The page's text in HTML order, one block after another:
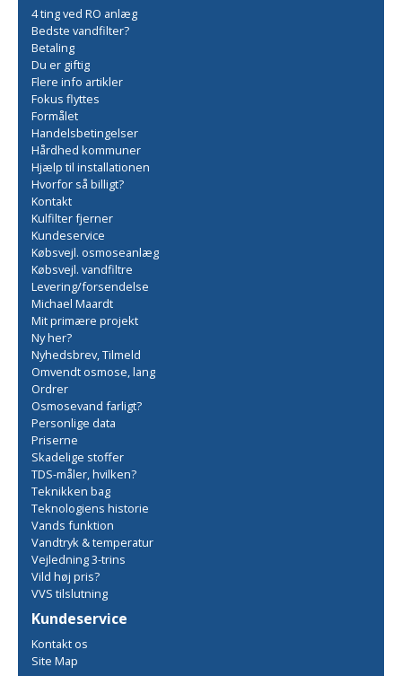
4 ting ved RO anlæg
Bedste vandfilter?
Betaling
Du er giftig
Flere info artikler
Fokus flyttes
Formålet
Handelsbetingelser
Hårdhed kommuner
Hjælp til installationen
Hvorfor så billigt?
Kontakt
Kulfilter fjerner
Kundeservice
Købsvejl. osmoseanlæg
Købsvejl. vandfiltre
Levering/forsendelse
Michael Maardt
Mit primære projekt
Ny her?
Nyhedsbrev, Tilmeld
Omvendt osmose, lang
Ordrer
Osmosevand farligt?
Personlige data
Priserne
Skadelige stoffer
TDS-måler, hvilken?
Teknikken bag
Teknologiens historie
Vands funktion
Vandtryk & temperatur
Vejledning 3-trins
Vild høj pris?
VVS tilslutning
Kundeservice
Kontakt os
Site Map